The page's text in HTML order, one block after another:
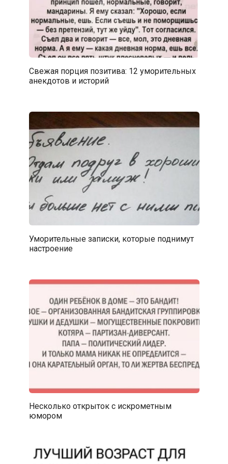
Свежая порция позитива: 12 уморительных
анекдотов и историй
Уморительные записки, которые поднимут
настроение
Несколько открыток с искрометным
юмором